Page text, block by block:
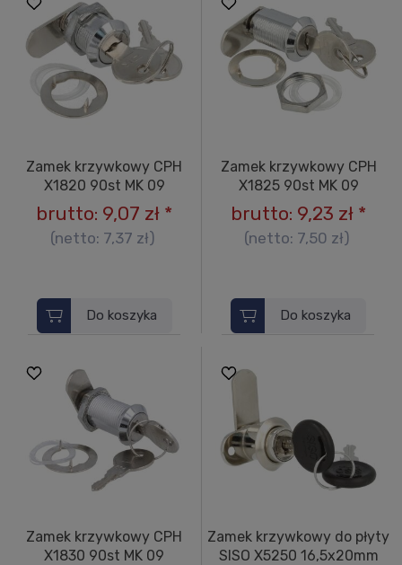
Zamek krzywkowy CPH
X1820 90st MK 09
brutto: 9,07 zł *
(netto: 7,37 zł)
Do koszyka
Zamek krzywkowy CPH
X1825 90st MK 09
brutto: 9,23 zł *
(netto: 7,50 zł)
Do koszyka
Zamek krzywkowy CPH
X1830 90st MK 09
Zamek krzywkowy do płyty
SISO X5250 16,5x20mm